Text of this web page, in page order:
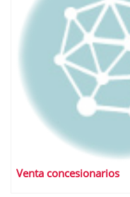
Venta concesionarios